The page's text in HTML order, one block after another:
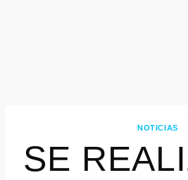
NOTICIAS
SE